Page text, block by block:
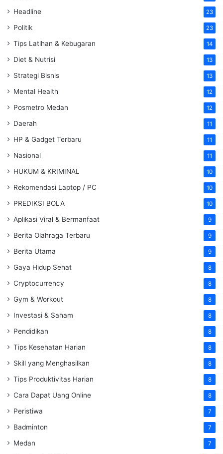
Headline 23
Politik 23
Tips Latihan & Kebugaran 14
Diet & Nutrisi 13
Strategi Bisnis 13
Mental Health 12
Posmetro Medan 12
Daerah 11
HP & Gadget Terbaru 11
Nasional 11
HUKUM & KRIMINAL 10
Rekomendasi Laptop / PC 10
PREDIKSI BOLA 10
Aplikasi Viral & Bermanfaat 9
Berita Olahraga Terbaru 9
Berita Utama 9
Gaya Hidup Sehat 8
Cryptocurrency 8
Gym & Workout 8
Investasi & Saham 8
Pendidikan 8
Tips Kesehatan Harian 8
Skill yang Menghasilkan 8
Tips Produktivitas Harian 8
Cara Dapat Uang Online 8
Peristiwa 7
Badminton 7
Medan 7